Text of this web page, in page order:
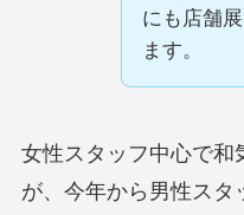
にも店舗
ます。
女性スタッフ中心で和
が、今年から男性スタ